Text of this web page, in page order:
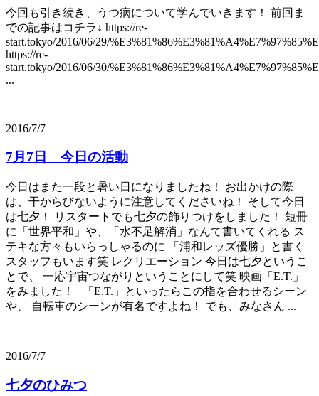
今回も引き続き、うつ病について学んでいきます！ 前回ま
での記事はコチラ↓ https://re-
start.tokyo/2016/06/29/
https://re-
start.tokyo/2016/06/30/
...
2016/7/7
7月7日 今日の活動
今日はまた一段と暑い日になりましたね！ お出かけの際
は、干からびないように注意してくださいね！ そして今日
は七夕！ リスタートでも七夕の飾りつけをしました！ 短冊
に「世界平和」や、「水不足解消」なんて書いてくれる ス
テキな方々もいらっしゃるのに 「浦和レッズ優勝」と書く
スタッフもいます笑 レクリエーション 今日は七夕というこ
とで、 一応宇宙つながりということにして笑 映画「E.T.」
をみました！ 「E.T.」といったらこの指を合わせるシーン
や、 自転車のシーンが有名ですよね！ でも、みなさん ...
2016/7/7
七夕のひみつ